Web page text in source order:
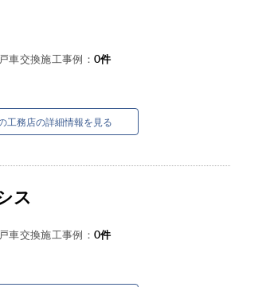
車交換施工事例：0件
工務店の詳細情報を見る
ス
車交換施工事例：0件